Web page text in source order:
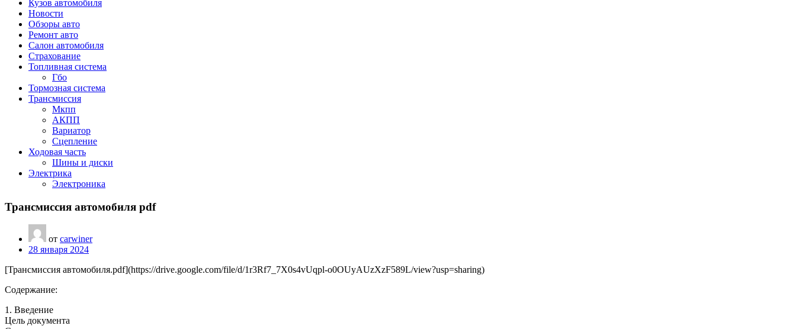
Кузов автомобиля
Новости
Обзоры авто
Ремонт авто
Салон автомобиля
Страхование
Топливная система
Гбо
Тормозная система
Трансмиссия
Мкпп
АКПП
Вариатор
Сцепление
Ходовая часть
Шины и диски
Электрика
Электроника
Трансмиссия автомобиля pdf
от carwiner
28 января 2024
[Трансмиссия автомобиля.pdf](https://drive.google.com/file/d/1r3Rf7_7X0s4vUqpl-o0OUyAUzXzF589L/view?usp=sharing)
Содержание:
1. Введение
Цель документа